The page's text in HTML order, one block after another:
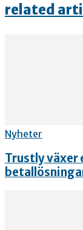
related
Nyheter
Trustly